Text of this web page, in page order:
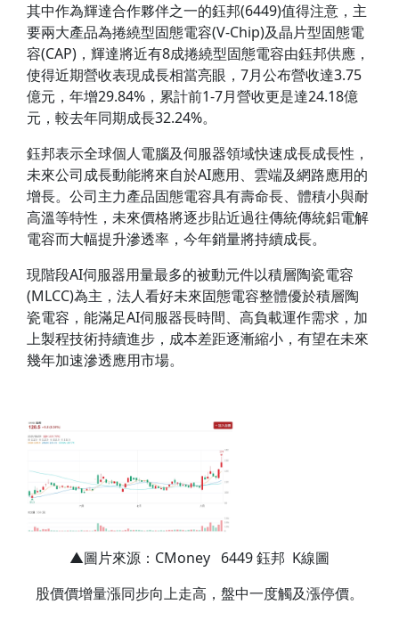
其中作為輝達合作夥伴之一的鈺邦(6449)值得注意，主
要兩大產品為捲繞型固態電容(V-Chip)及晶片型固態電
容(CAP)，輝達將近有8成捲繞型固態電容由鈺邦供應，
使得近期營收表現成長相當亮眼，7月公布營收達3.75
億元，年增29.84%，累計前1-7月營收更是達24.18億
元，較去年同期成長32.24%。
鈺邦表示全球個人電腦及伺服器領域快速成長成長性，
未來公司成長動能將來自於AI應用、雲端及網路應用的
增長。公司主力產品固態電容具有壽命長、體積小與耐
高溫等特性，未來價格將逐步貼近過往傳統傳統鋁電解
電容而大幅提升滲透率，今年銷量將持續成長。
現階段AI伺服器用量最多的被動元件以積層陶瓷電容
(MLCC)為主，法人看好未來固態電容整體優於積層陶
瓷電容，能滿足AI伺服器長時間、高負載運作需求，加
上製程技術持續進步，成本差距逐漸縮小，有望在未來
幾年加速滲透應用市場。
▲圖片來源：CMoney 6449 鈺邦 K線圖
股價價增量漲同步向上走高，盤中一度觸及漲停價。